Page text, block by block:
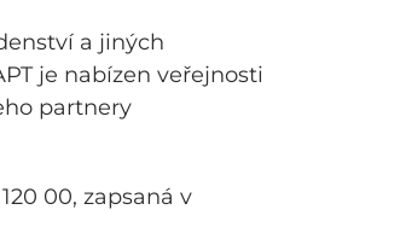
a jiných
je nabízen veřejnosti
partnery
00, zapsaná v